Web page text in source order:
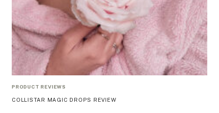
PRODUCT REVIEWS
COLLISTAR MAGIC DROPS REVIEW